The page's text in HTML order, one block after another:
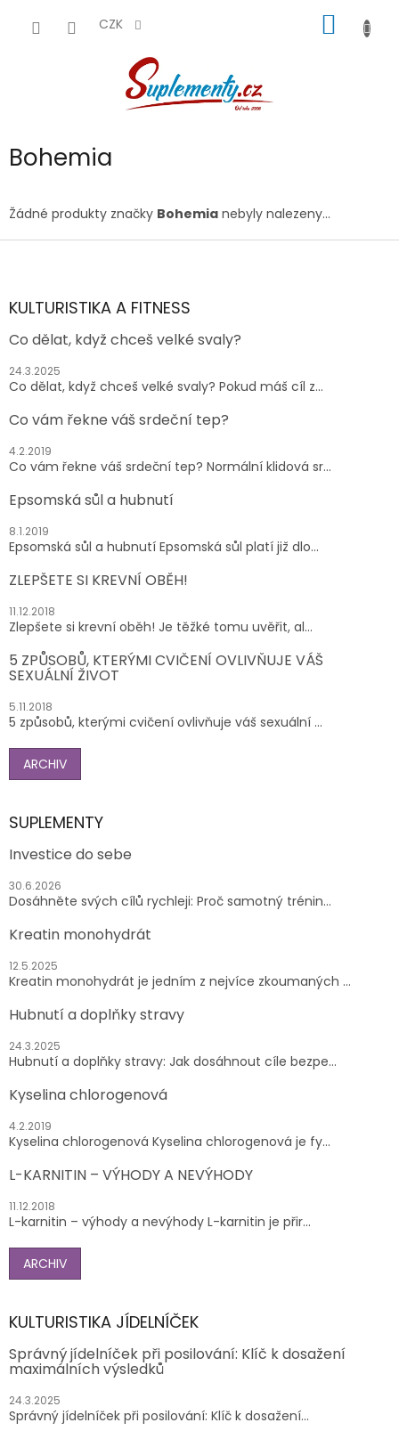
CZK
KOŠÍK
Bohemia
Žádné produkty značky Bohemia nebyly nalezeny...
Z
aKULTURISTIKA A FITNESS
Co dělat, když chceš velké svaly?
24.3.2025
Co dělat, když chceš velké svaly? Pokud máš cíl z...
Co vám řekne váš srdeční tep?
4.2.2019
Co vám řekne váš srdeční tep? Normální klidová sr...
Epsomská sůl a hubnutí
8.1.2019
Epsomská sůl a hubnutí Epsomská sůl platí již dlo...
ZLEPŠETE SI KREVNÍ OBĚH!
11.12.2018
Zlepšete si krevní oběh! Je těžké tomu uvěřit, al...
5 ZPŮSOBŮ, KTERÝMI CVIČENÍ OVLIVŇUJE VÁŠ
SEXUÁLNÍ ŽIVOT
5.11.2018
5 způsobů, kterými cvičení ovlivňuje váš sexuální ...
ARCHIV
SUPLEMENTY
Investice do sebe
30.6.2026
Dosáhněte svých cílů rychleji: Proč samotný trénin...
Kreatin monohydrát
12.5.2025
Kreatin monohydrát je jedním z nejvíce zkoumaných ...
Hubnutí a doplňky stravy
24.3.2025
Hubnutí a doplňky stravy: Jak dosáhnout cíle bezpe...
Kyselina chlorogenová
4.2.2019
Kyselina chlorogenová Kyselina chlorogenová je fy...
L-KARNITIN – VÝHODY A NEVÝHODY
11.12.2018
L-karnitin – výhody a nevýhody L-karnitin je přir...
ARCHIV
KULTURISTIKA JÍDELNÍČEK
Správný jídelníček při posilování: Klíč k dosažení
maximálních výsledků
24.3.2025
Správný jídelníček při posilování: Klíč k dosažení...